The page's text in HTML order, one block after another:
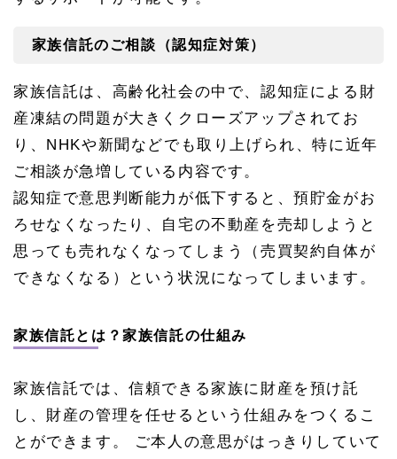
家族信託のご相談（認知症対策）
家族信託は、高齢化社会の中で、認知症による財
産凍結の問題が大きくクローズアップされてお
り、NHKや新聞などでも取り上げられ、特に近年
ご相談が急増している内容です。
認知症で意思判断能力が低下すると、預貯金がお
ろせなくなったり、自宅の不動産を売却しようと
思っても売れなくなってしまう（売買契約自体が
できなくなる）という状況になってしまいます。
家族信託とは？家族信託の仕組み
家族信託では、信頼できる家族に財産を預け託
し、財産の管理を任せるという仕組みをつくるこ
とができます。 ご本人の意思がはっきりしていて